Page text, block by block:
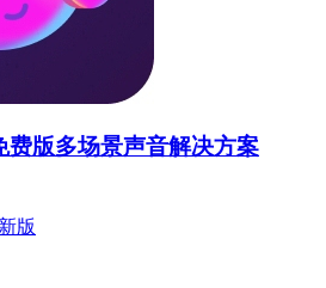
版多场景声音解决方案
版